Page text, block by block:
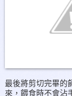
最後將剪切完畢的
來，餵食時不會沾